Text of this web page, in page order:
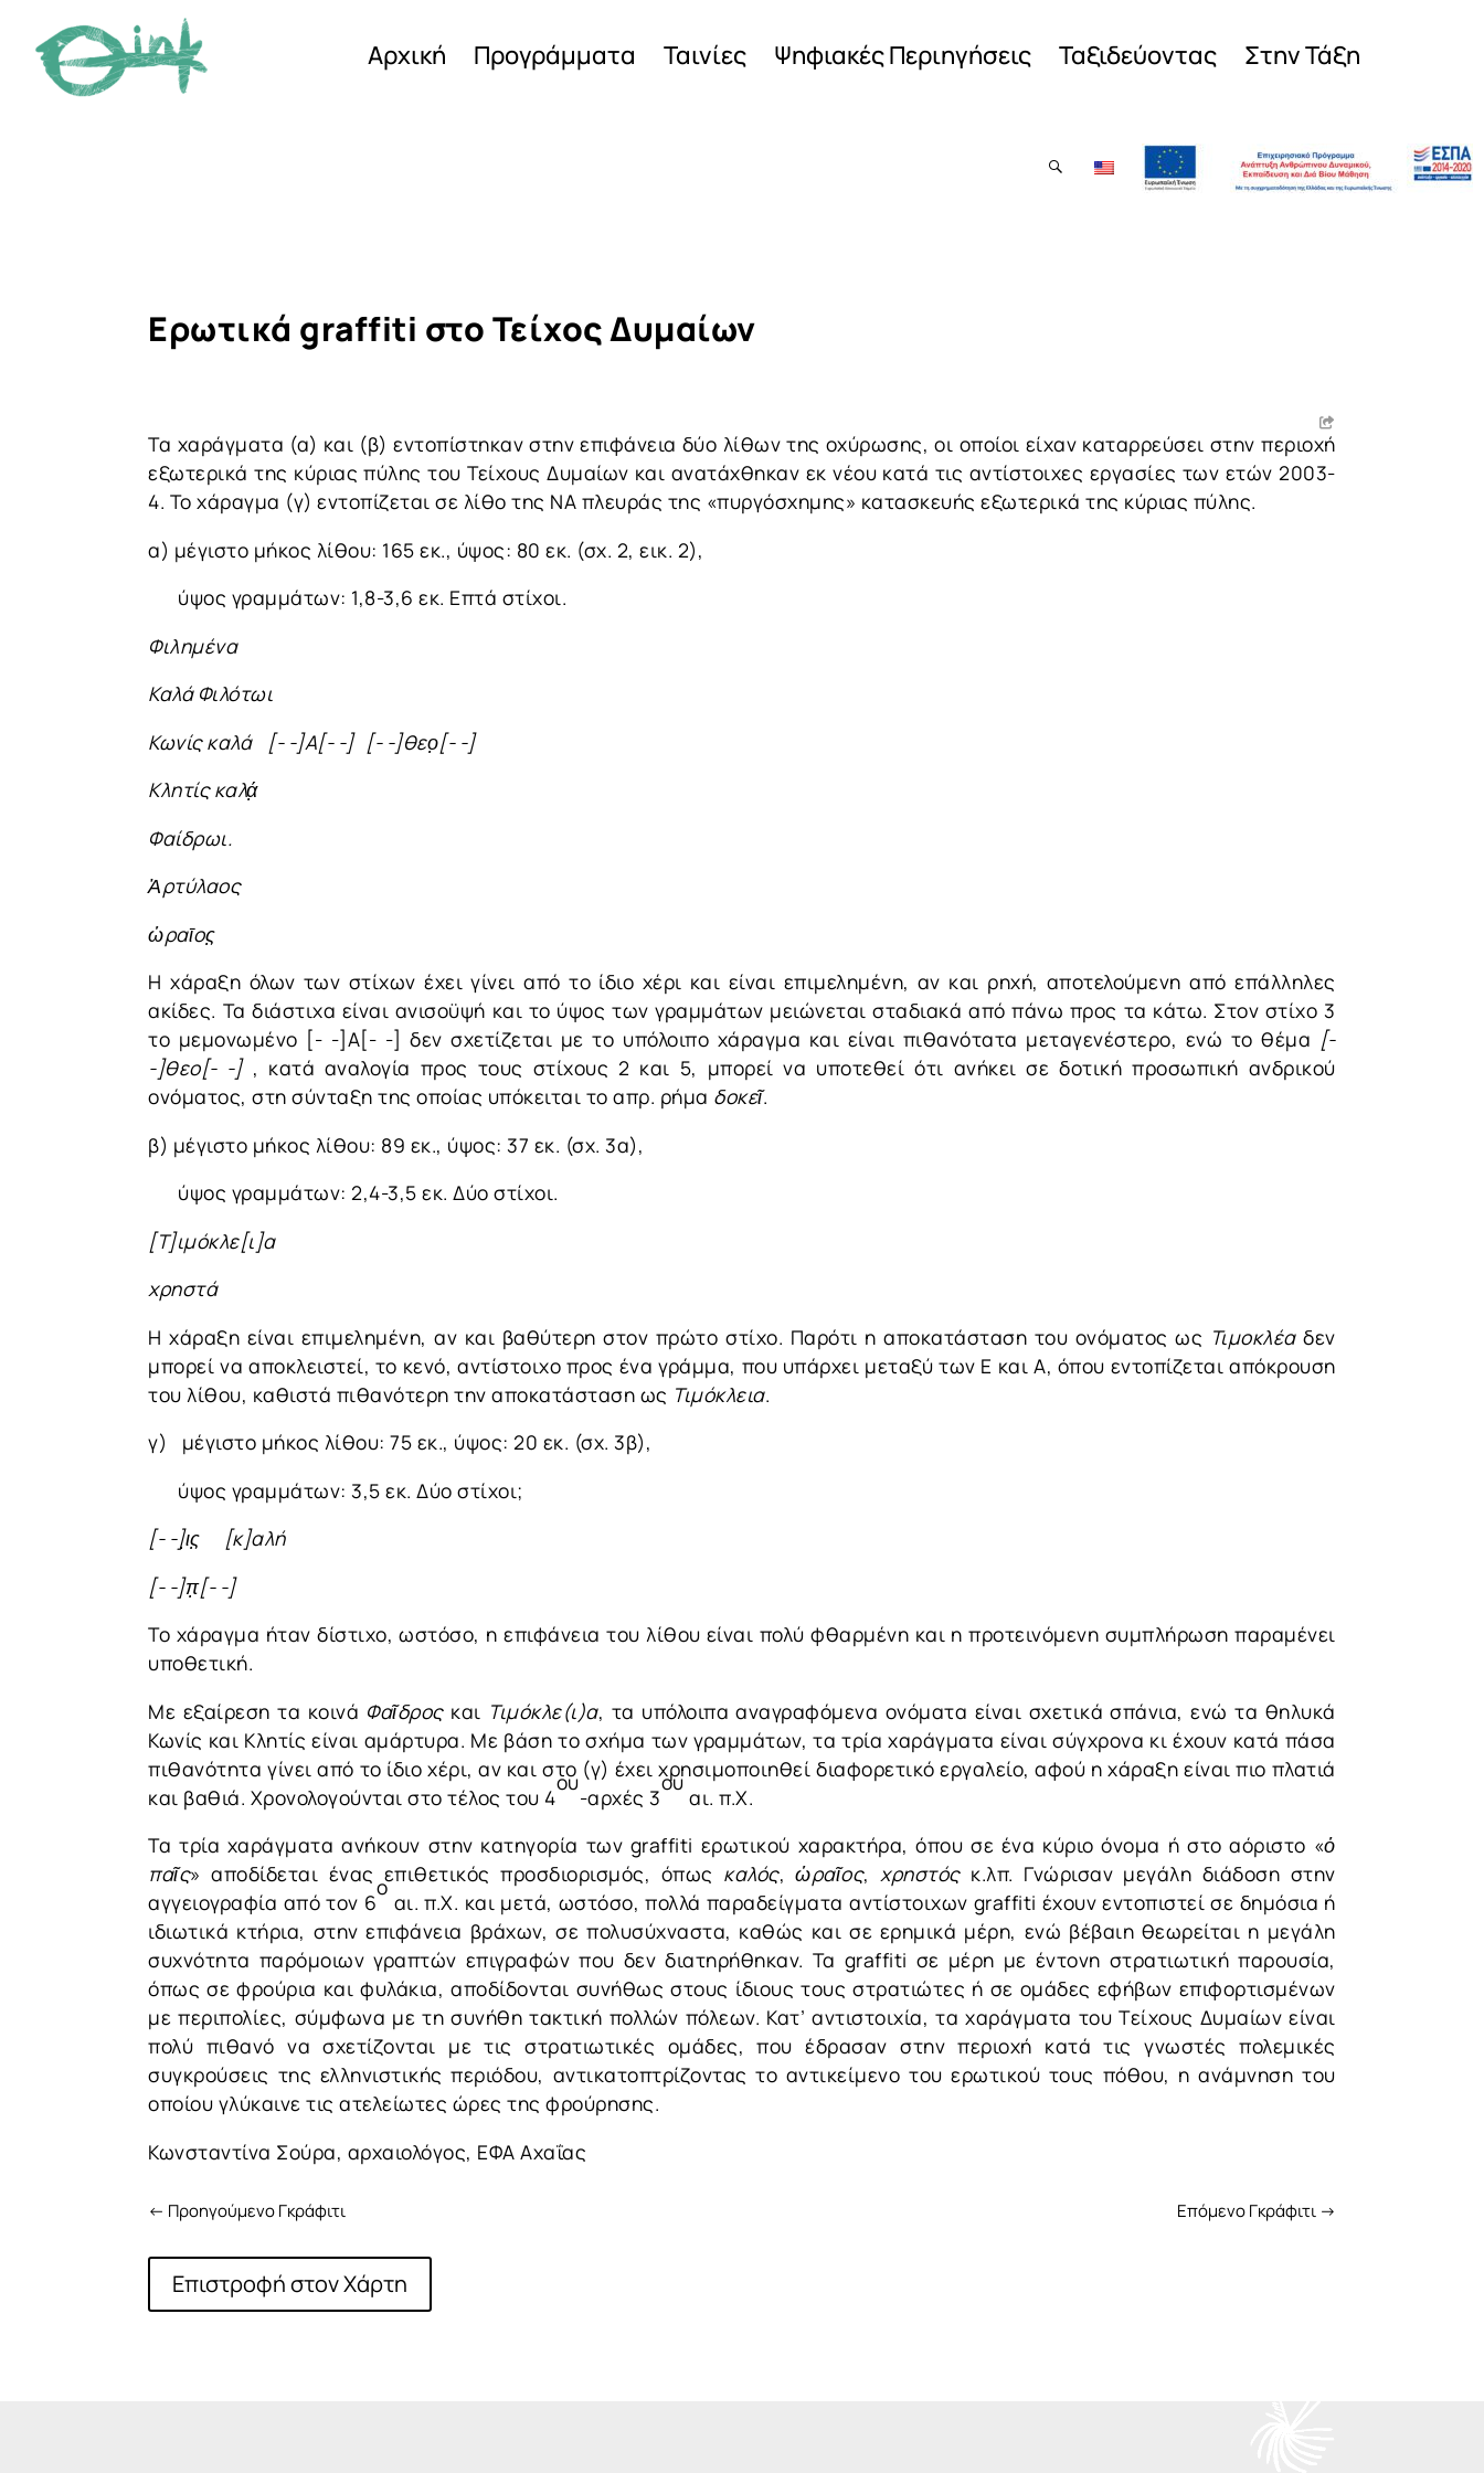
Αρχική Προγράμματα Ταινίες Ψηφιακές Περιηγήσεις Ταξιδεύοντας Στην Τάξη
Ερωτικά graffiti στο Τείχος Δυμαίων
Τα χαράγματα (α) και (β) εντοπίστηκαν στην επιφάνεια δύο λίθων της οχύρωσης, οι οποίοι είχαν καταρρεύσει στην περιοχή
εξωτερικά της κύριας πύλης του Τείχους Δυμαίων και ανατάχθηκαν εκ νέου κατά τις αντίστοιχες εργασίες των ετών 2003-
4. Το χάραγμα (γ) εντοπίζεται σε λίθο της ΝΑ πλευράς της «πυργόσχημης» κατασκευής εξωτερικά της κύριας πύλης.
α) μέγιστο μήκος λίθου: 165 εκ., ύψος: 80 εκ. (σχ. 2, εικ. 2),
ύψος γραμμάτων: 1,8-3,6 εκ. Επτά στίχοι.
Φιλημένα
Καλά Φιλότωι
Κωνίς καλά [- -]Α[- -] [- -]θεο̣[- -]
Κλητίς καλά̣
Φαίδρωι.
Ἀρτύλαος
ὡραῑος̣
Η χάραξη όλων των στίχων έχει γίνει από το ίδιο χέρι και είναι επιμελημένη, αν και ρηχή, αποτελούμενη από επάλληλες
ακίδες. Τα διάστιχα είναι ανισοϋψή και το ύψος των γραμμάτων μειώνεται σταδιακά από πάνω προς τα κάτω. Στον στίχο 3
το μεμονωμένο [- -]Α[- -] δεν σχετίζεται με το υπόλοιπο χάραγμα και είναι πιθανότατα μεταγενέστερο, ενώ το θέμα [-
-]θεο[- -], κατά αναλογία προς τους στίχους 2 και 5, μπορεί να υποτεθεί ότι ανήκει σε δοτική προσωπική ανδρικού
ονόματος, στη σύνταξη της οποίας υπόκειται το απρ. ρήμα δοκεῖ.
β) μέγιστο μήκος λίθου: 89 εκ., ύψος: 37 εκ. (σχ. 3α),
ύψος γραμμάτων: 2,4-3,5 εκ. Δύο στίχοι.
[Τ]ιμόκλε[ι]α
χρηστά
Η χάραξη είναι επιμελημένη, αν και βαθύτερη στον πρώτο στίχο. Παρότι η αποκατάσταση του ονόματος ως Τιμοκλέαδεν
μπορεί να αποκλειστεί, το κενό, αντίστοιχο προς ένα γράμμα, που υπάρχει μεταξύ των Ε και Α, όπου εντοπίζεται απόκρουση
του λίθου, καθιστά πιθανότερη την αποκατάσταση ως Τιμόκλεια.
γ)
μέγιστο μήκος λίθου: 75 εκ., ύψος: 20 εκ. (σχ. 3β),
ύψος γραμμάτων: 3,5 εκ. Δύο στίχοι;
[- -]ι̣̣ς̣ [κ]αλή
[- -]π̣[- -]
Το χάραγμα ήταν δίστιχο, ωστόσο, η επιφάνεια του λίθου είναι πολύ φθαρμένη και η προτεινόμενη συμπλήρωση παραμένει
υποθετική.
Με εξαίρεση τα κοινά Φαῖδροςκαι Τιμόκλε(ι)α, τα υπόλοιπα αναγραφόμενα ονόματα είναι σχετικά σπάνια, ενώ τα θηλυκά
Κωνίς και Κλητίς είναι αμάρτυρα. Με βάση το σχήμα των γραμμάτων, τα τρία χαράγματα είναι σύγχρονα κι έχουν κατά πάσα
πιθανότητα γίνει από το ίδιο χέρι, αν και στο (γ) έχει χρησιμοποιηθεί διαφορετικό εργαλείο, αφού η χάραξη είναι πιο πλατιά
και βαθιά. Χρονολογούνται στο τέλος του 4
ου
-αρχές 3
ου
αι. π.Χ.
Τα τρία χαράγματα ανήκουν στην κατηγορία των graffiti ερωτικού χαρακτήρα, όπου σε ένα κύριο όνομα ή στο αόριστο «ὁ
παῖς» αποδίδεται ένας επιθετικός προσδιορισμός, όπως καλός,ὡραῖος,χρηστόςκ.λπ. Γνώρισαν μεγάλη διάδοση στην
αγγειογραφία από τον 6
ο
αι. π.Χ. και μετά, ωστόσο, πολλά παραδείγματα αντίστοιχων graffiti έχουν εντοπιστεί σε δημόσια ή
ιδιωτικά κτήρια, στην επιφάνεια βράχων, σε πολυσύχναστα, καθώς και σε ερημικά μέρη, ενώ βέβαιη θεωρείται η μεγάλη
συχνότητα παρόμοιων γραπτών επιγραφών που δεν διατηρήθηκαν. Τα graffiti σε μέρη με έντονη στρατιωτική παρουσία,
όπως σε φρούρια και φυλάκια, αποδίδονται συνήθως στους ίδιους τους στρατιώτες ή σε ομάδες εφήβων επιφορτισμένων
με περιπολίες, σύμφωνα με τη συνήθη τακτική πολλών πόλεων. Κατ’ αντιστοιχία, τα χαράγματα του Tείχους Δυμαίων είναι
πολύ πιθανό να σχετίζονται με τις στρατιωτικές ομάδες, που έδρασαν στην περιοχή κατά τις γνωστές πολεμικές
συγκρούσεις της ελληνιστικής περιόδου, αντικατοπτρίζοντας το αντικείμενο του ερωτικού τους πόθου, η ανάμνηση του
οποίου γλύκαινε τις ατελείωτες ώρες της φρούρησης.
Κωνσταντίνα Σούρα, αρχαιολόγος, ΕΦΑ Αχαΐας
← Προηγούμενο Γκράφιτι Επόμενο Γκράφιτι→
Επιστροφή στον Χάρτη